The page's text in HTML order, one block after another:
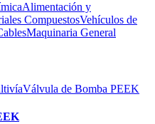
Alimentación y
CompuestosVehículos de
Maquinaria General
Válvula de Bomba PEEK